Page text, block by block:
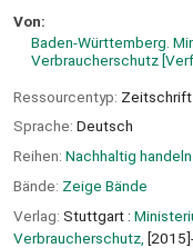
Von:
Baden-Württemberg.
Verbraucherschutz
Ressourcentyp: Zeitschrift
Sprache: Deutsch
Reihen: Nachhaltig
Bände: Zeige Bände
Verlag: Stuttgart :
Verbraucherschutz,